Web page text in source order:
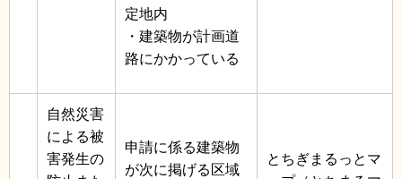
定地内
・建築物が計画道
路にかかっている
自然災害
による被
害発生の
申請に係る建築物
が次に掲げる区域
とちぎまるっとマ